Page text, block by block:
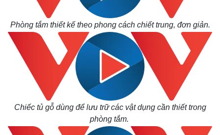
Phòng tắm thiết kế theo phong cách chiết trung, đơn giản.
Chiếc tủ gỗ dùng để lưu trữ các vật dụng cần thiết trong
phòng tắm.